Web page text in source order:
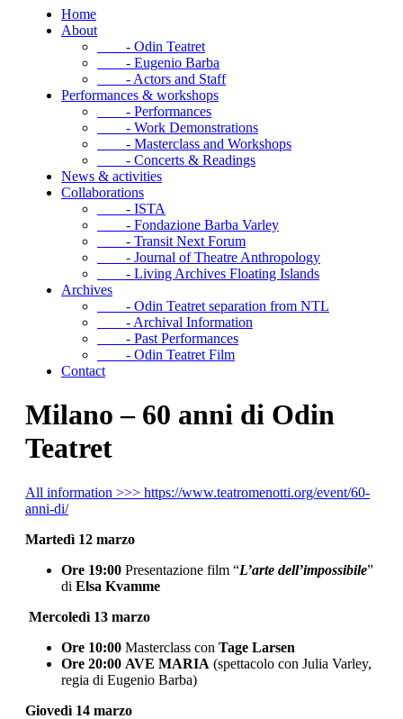
Home
About
- Odin Teatret
- Eugenio Barba
- Actors and Staff
Performances & workshops
- Performances
- Work Demonstrations
- Masterclass and Workshops
- Concerts & Readings
News & activities
Collaborations
- ISTA
- Fondazione Barba Varley
- Transit Next Forum
- Journal of Theatre Anthropology
- Living Archives Floating Islands
Archives
- Odin Teatret separation from NTL
- Archival Information
- Past Performances
- Odin Teatret Film
Contact
Milano – 60 anni di Odin
Teatret
All information >>> https://www.teatromenotti.org/event/60-
anni-di/
Martedì 12 marzo
Ore 19:00 Presentazione film “L’arte dell’impossibile”
di Elsa Kvamme
Mercoledì 13 marzo
Ore 10:00 Masterclass con Tage Larsen
Ore 20:00 AVE MARIA (spettacolo con Julia Varley,
regia di Eugenio Barba)
Giovedì 14 marzo